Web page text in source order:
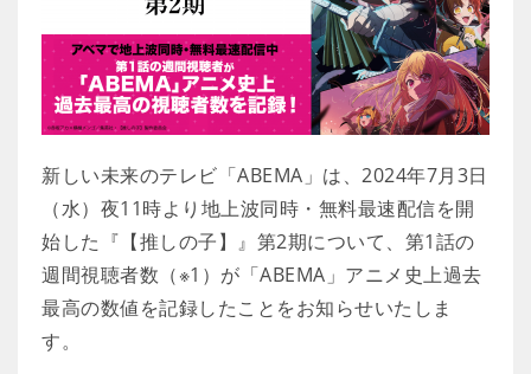
新しい未来のテレビ「ABEMA」は、2024年7月3日
（水）夜11時より地上波同時・無料最速配信を開
始した『【推しの子】』第2期について、第1話の
週間視聴者数（※1）が「ABEMA」アニメ史上過去
最高の数値を記録したことをお知らせいたしま
す。